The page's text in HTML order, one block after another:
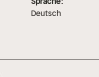
Deutsch